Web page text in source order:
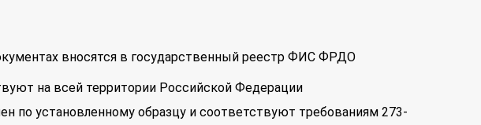
вносятся в государственный реестр ФИС ФРДО
на всей территории Российской Федерации
по установленному образцу и соответствуют требованиям 273-